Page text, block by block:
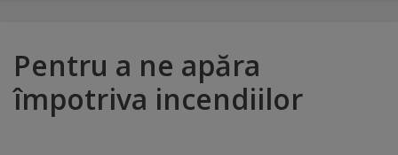
brand
Orașe
Pentru a ne apăra
împotriva incendiilor